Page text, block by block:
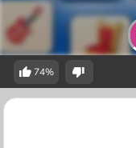
74%